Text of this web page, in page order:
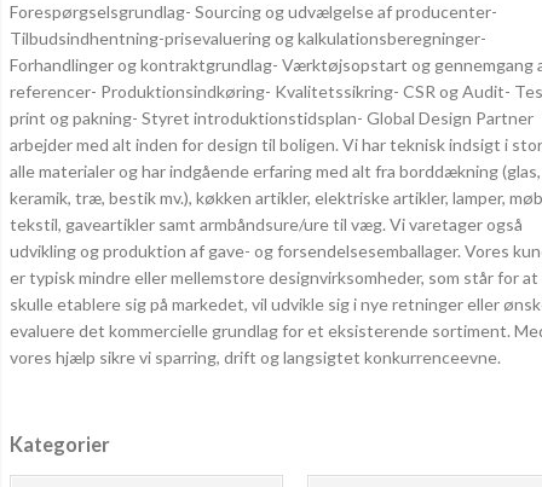
Forespørgselsgrundlag- Sourcing og udvælgelse af producenter-
Tilbudsindhentning-prisevaluering og kalkulationsberegninger-
Forhandlinger og kontraktgrundlag- Værktøjsopstart og gennemgang
referencer- Produktionsindkøring- Kvalitetssikring- CSR og Audit-
print og pakning- Styret introduktionstidsplan- Global Design Partner
arbejder med alt inden for design til boligen. Vi har teknisk indsigt i
alle materialer og har indgående erfaring med alt fra borddækning (glas,
keramik, træ, bestik mv.), køkken artikler, elektriske artikler, lamper,
tekstil, gaveartikler samt armbåndsure/ure til væg. Vi varetager også
udvikling og produktion af gave- og forsendelsesemballager. Vores
er typisk mindre eller mellemstore designvirksomheder, som står for at
skulle etablere sig på markedet, vil udvikle sig i nye retninger eller
evaluere det kommercielle grundlag for et eksisterende sortiment.
vores hjælp sikre vi sparring, drift og langsigtet konkurrenceevne.
Kategorier